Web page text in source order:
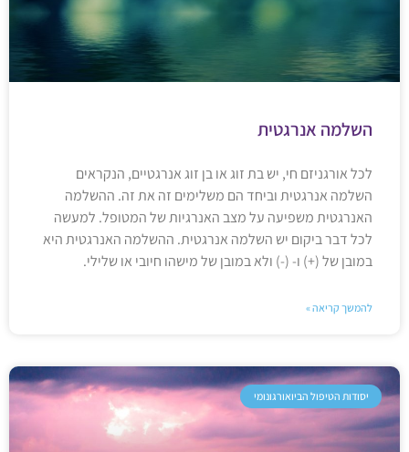
השלמה אנרגטית
לכל אורגניזם חי, יש בת זוג או בן זוג אנרגטיים, הנקראים
השלמה אנרגטית וביחד הם משלימים זה את זה. ההשלמה
האנרגטית משפיעה על מצב האנרגיות של המטופל. למעשה
לכל דבר ביקום יש השלמה אנרגטית. ההשלמה האנרגטית היא
במובן של (+) ו- (-) ולא במובן של מישהו חיובי או שלילי.
להמשך קריאה »
יסודות הטיפול הביואורגונומי